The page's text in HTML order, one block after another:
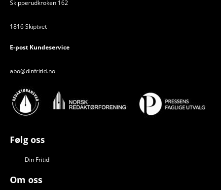
Skipperudkroken 162
1816 Skiptvet
E-post Kundeservice
abo@dinfritid.no
Følg oss
Din Fritid
Om oss